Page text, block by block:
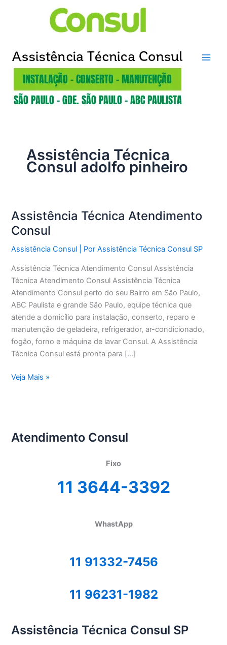
Assistência Técnica
Consul adolfo pinheiro
Assistência Técnica Atendimento
Consul
Assistência Consul | PorAssistência Técnica Consul SP
Assistência Técnica Atendimento Consul Assistência
Técnica Atendimento Consul Assistência Técnica
Atendimento Consul perto do seu Bairro em São Paulo,
ABC Paulista e grande São Paulo, equipe técnica que
atende a domicílio para instalação, conserto, reparo e
manutenção de geladeira, refrigerador, ar-condicionado,
fogão, forno e máquina de lavar Consul. A Assistência
Técnica Consul está pronta para […]
Assistência
Veja Mais »
Atendimento Consul
Fixo
11 3644-3392
WhastApp
11 91332-7456
11 96231-1982
Assistência Técnica Consul SP